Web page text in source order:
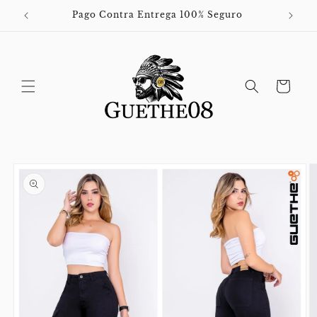
directamentePago Contra Entrega 100% Seguro
Carrito
información
del producto